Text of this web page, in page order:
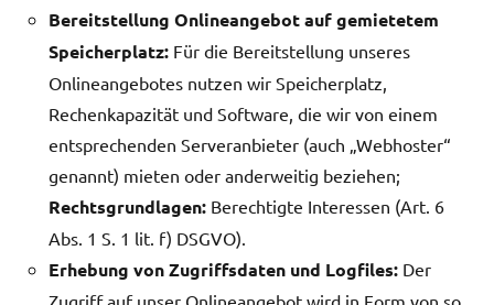
Bereitstellung Onlineangebot auf gemietetem
Speicherplatz: Für die Bereitstellung unseres
Onlineangebotes nutzen wir Speicherplatz,
Rechenkapazität und Software, die wir von einem
entsprechenden Serveranbieter (auch „Webhoster“
genannt) mieten oder anderweitig beziehen;
Rechtsgrundlagen: Berechtigte Interessen (Art. 6
Abs. 1 S. 1 lit. f) DSGVO).
Erhebung von Zugriffsdaten und Logfiles: Der
Zugriff auf unser Onlineangebot wird in Form von so